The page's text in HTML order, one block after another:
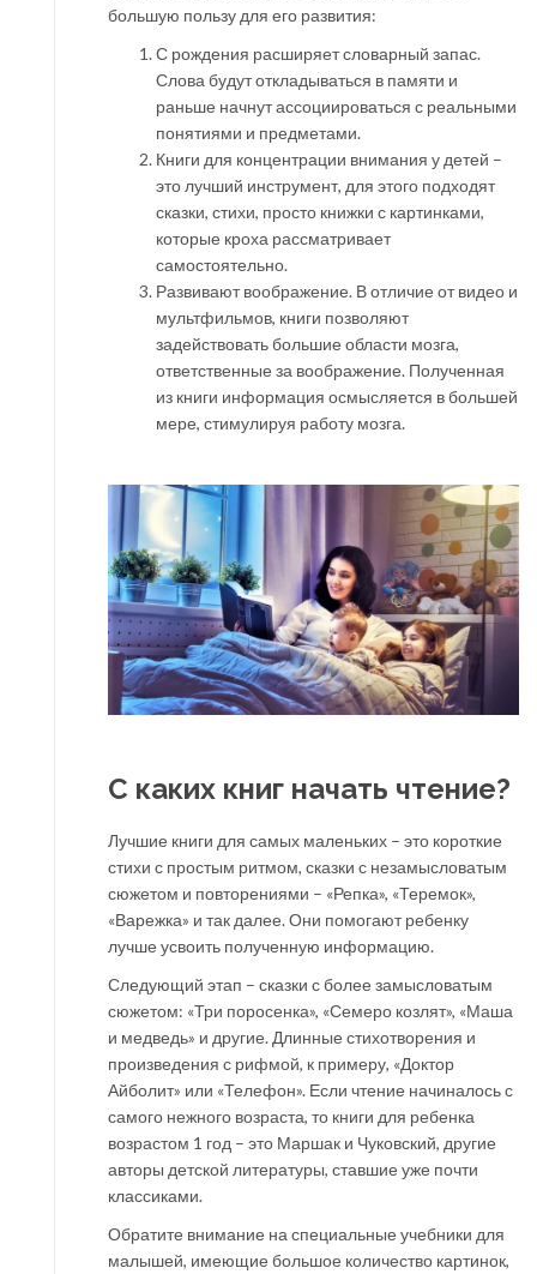
большую пользу для его развития:
С рождения расширяет словарный запас.
Слова будут откладываться в памяти и
раньше начнут ассоциироваться с реальными
понятиями и предметами.
Книги для концентрации внимания у детей –
это лучший инструмент, для этого подходят
сказки, стихи, просто книжки с картинками,
которые кроха рассматривает
самостоятельно.
Развивают воображение. В отличие от видео и
мультфильмов, книги позволяют
задействовать большие области мозга,
ответственные за воображение. Полученная
из книги информация осмысляется в большей
мере, стимулируя работу мозга.
С каких книг начать чтение?
Лучшие книги для самых маленьких – это короткие
стихи с простым ритмом, сказки с незамысловатым
сюжетом и повторениями – «Репка», «Теремок»,
«Варежка» и так далее. Они помогают ребенку
лучше усвоить полученную информацию.
Следующий этап – сказки с более замысловатым
сюжетом: «Три поросенка», «Семеро козлят», «Маша
и медведь» и другие. Длинные стихотворения и
произведения с рифмой, к примеру, «Доктор
Айболит» или «Телефон». Если чтение начиналось с
самого нежного возраста, то книги для ребенка
возрастом 1 год – это Маршак и Чуковский, другие
авторы детской литературы, ставшие уже почти
классиками.
Обратите внимание на специальные учебники для
малышей, имеющие большое количество картинок,